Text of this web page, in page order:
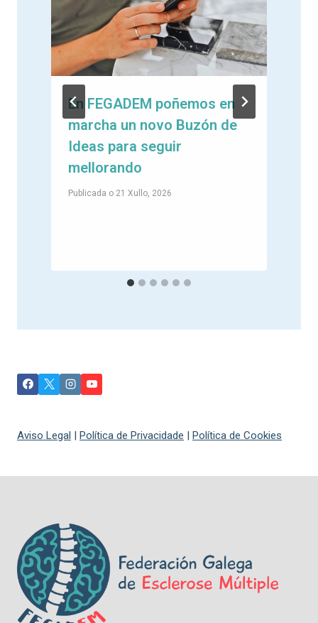
En FEGADEM poñemos en
marcha un novo Buzón de
Ideas para seguir
mellorando
Publicada o 21 Xullo, 2026
Aviso Legal | Política de Privacidade | Política de Cookies